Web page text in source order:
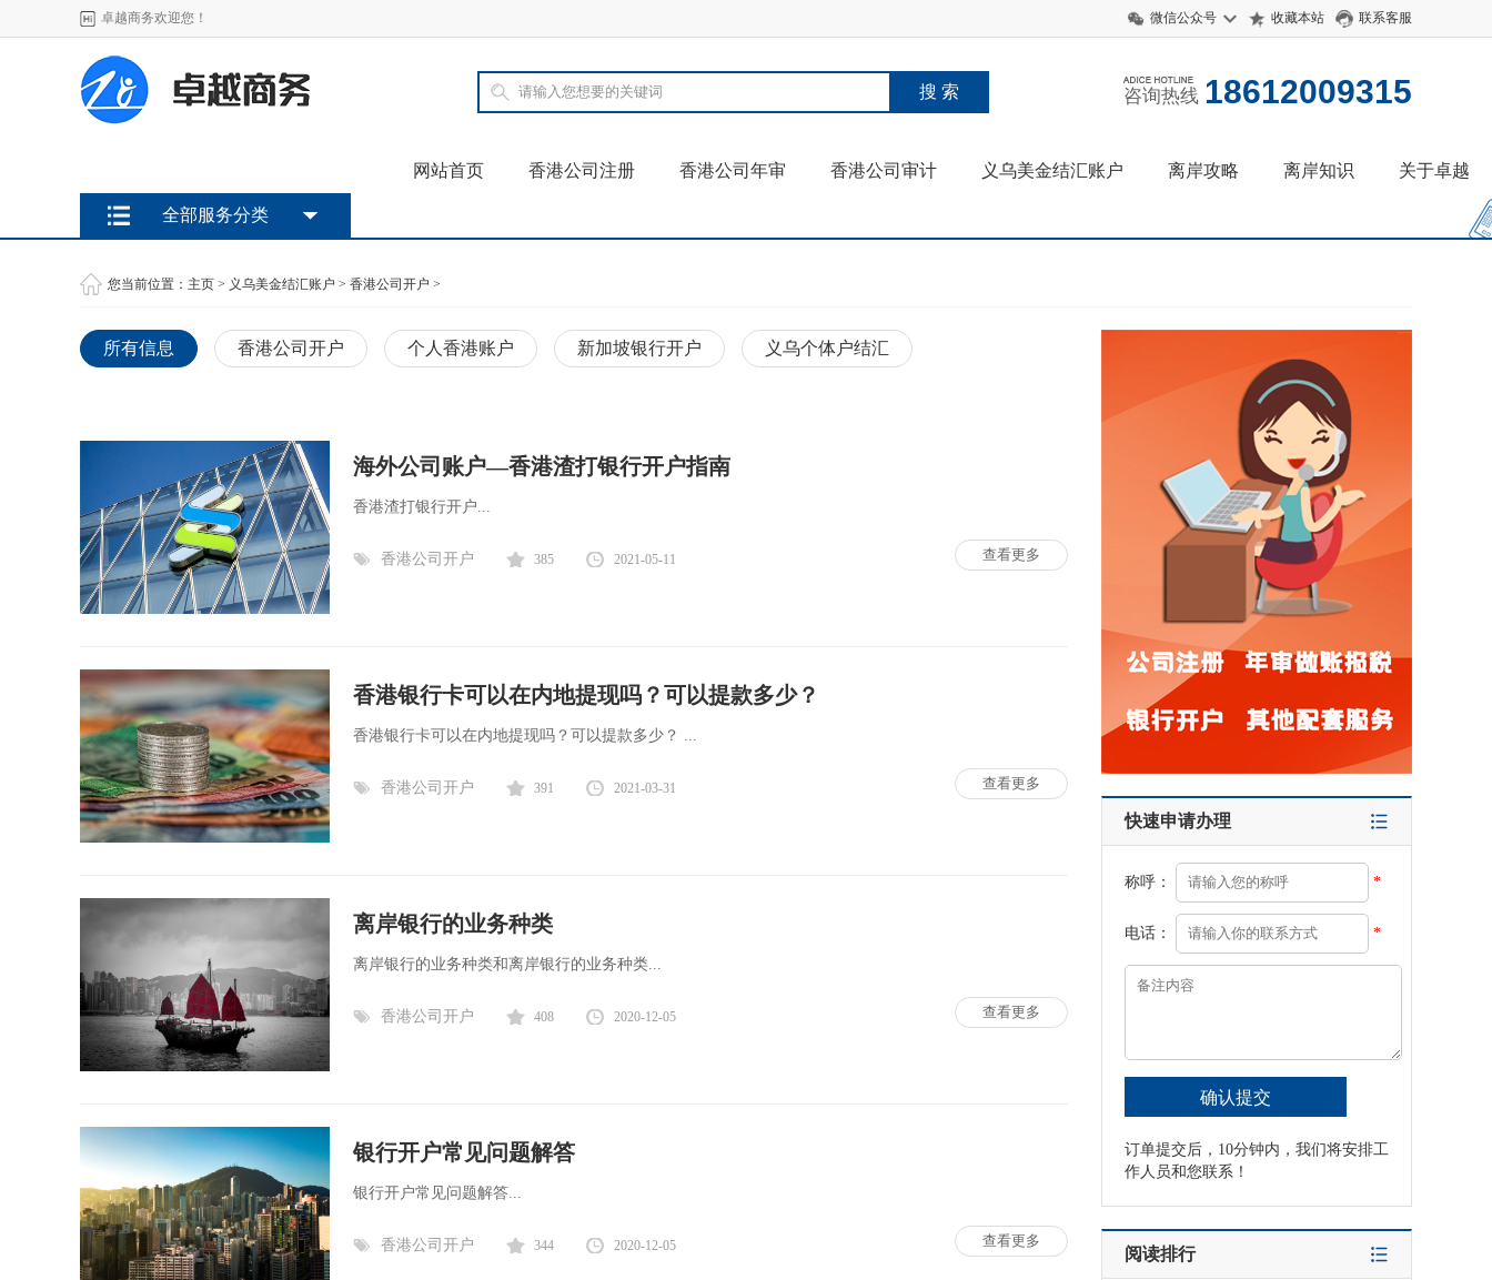
卓越商务欢迎您！ 微信公众号 收藏本站 联系客服
咨询热线 18612009315
网站首页 香港公司注册 香港公司年审 香港公司审计 义乌美金结汇账户 离岸攻略 离岸知识 关于卓越
全部服务分类
您当前位置： 主页 > 义乌美金结汇账户 > 香港公司开户 >
所有信息 香港公司开户 个人香港账户 新加坡银行开户 义乌个体户结汇
海外公司账户—香港渣打银行开户指南
香港渣打银行开户...
查看更多
香港公司开户 385 2021-05-11
香港银行卡可以在内地提现吗？可以提款多少？
香港银行卡可以在内地提现吗？可以提款多少？ ...
查看更多
香港公司开户 391 2021-03-31
离岸银行的业务种类
离岸银行的业务种类和离岸银行的业务种类...
查看更多
香港公司开户 408 2020-12-05
银行开户常见问题解答
银行开户常见问题解答...
查看更多
香港公司开户 344 2020-12-05
快速申请办理
称呼： *
电话： *
订单提交后，10分钟内，我们将安排工
作人员和您联系！
阅读排行